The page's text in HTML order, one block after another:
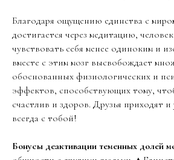
Благодаря ощущению единства с
достигается через медитацию,
чувствовать себя менее одиноким и
вместе с этим мозг высвобождает
обоснованных физиологических и
эффектов, способствующих тому,
счастлив и здоров. Друзья приходят и
всегда с тобой!
Бонусы деактивации теменных долей